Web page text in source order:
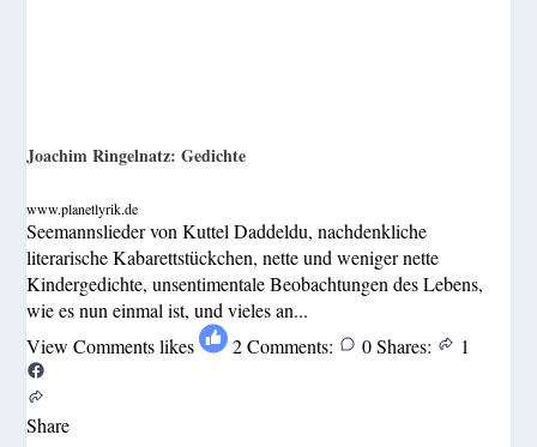
Joachim Ringelnatz: Gedichte
www.planetlyrik.de
Seemannslieder von Kuttel Daddeldu, nachdenkliche
literarische Kabarettstückchen, nette und weniger nette
Kindergedichte, unsentimentale Beobachtungen des Lebens,
wie es nun einmal ist, und vieles an...
View Comments likes 2 Comments: 0 Shares: 1
Share